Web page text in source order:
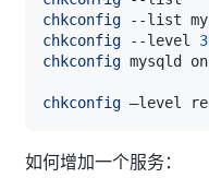
chkconfig --list
chkconfig --level
chkconfig
chkconfig –level
如何增加一个服务：